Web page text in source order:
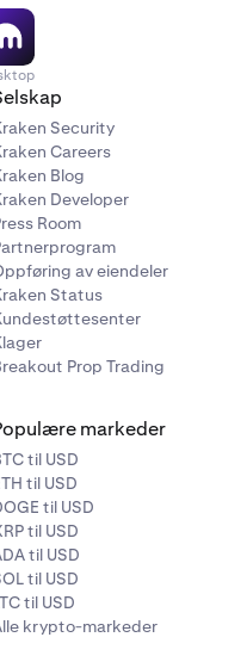
Security
Careers
Blog
Developer
Room
av eiendeler
Status
Prop Trading
markeder
til USD
til USD
til USD
til USD
til USD
til USD
til USD
krypto-markeder